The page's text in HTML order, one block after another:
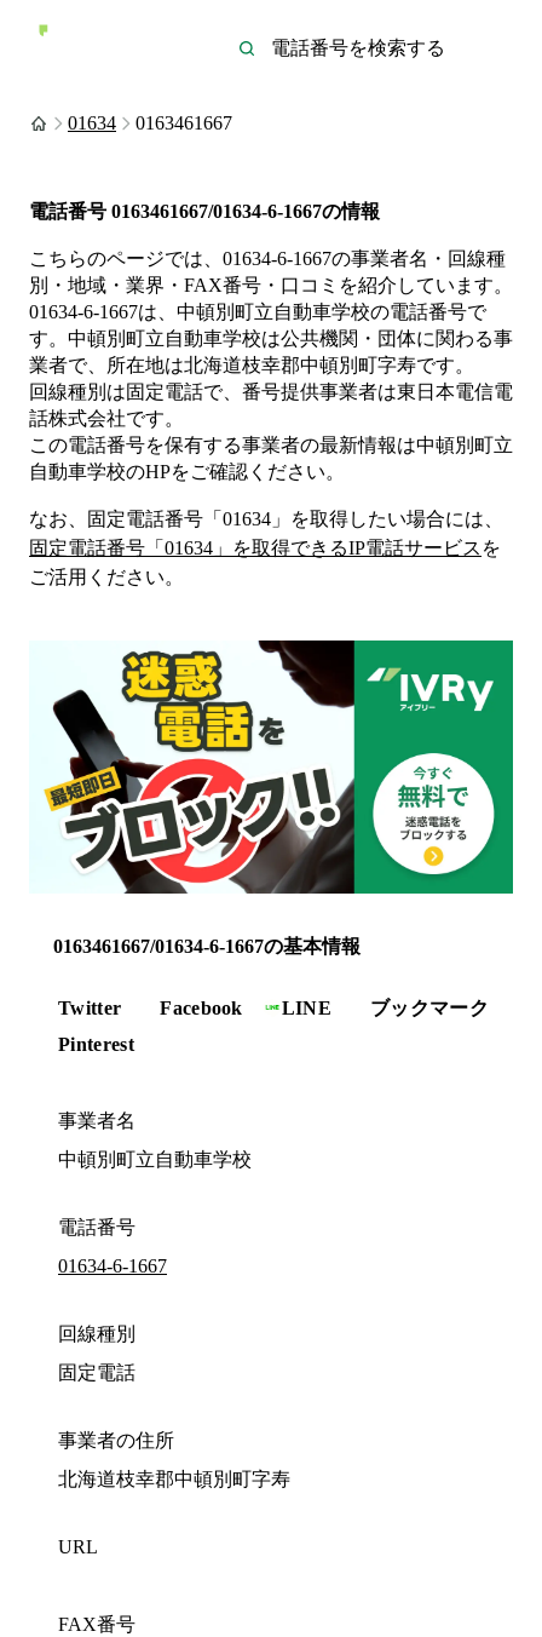
01634 0163461667
電話番号 0163461667/01634-6-1667の情報
こちらのページでは、 01634-6-1667の事業者名・回線種
別・地域・業界・FAX番号・口コミを紹介しています。
01634-6-1667は、 中頓別町立自動車学校の電話番号で
す。 中頓別町立自動車学校は公共機関・団体に関わる事
業者で、所在地は北海道枝幸郡中頓別町字寿です。
回線種別は固定電話で、番号提供事業者は東日本電信電
話株式会社です。
この電話番号を保有する事業者の最新情報は中頓別町立
自動車学校のHPをご確認ください。
なお、固定電話番号「 01634 」を取得したい場合には、
固定電話番号「 01634 」を取得できるIP電話サービス を
ご活用ください。
0163461667/01634-6-1667の基本情報
Twitter Facebook LINE
ブックマーク
Pinterest
事業者名
中頓別町立自動車学校
電話番号
01634-6-1667
回線種別
固定電話
事業者の住所
北海道枝幸郡中頓別町字寿
URL
FAX番号